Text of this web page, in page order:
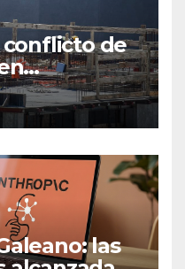
conflicto de
el
las